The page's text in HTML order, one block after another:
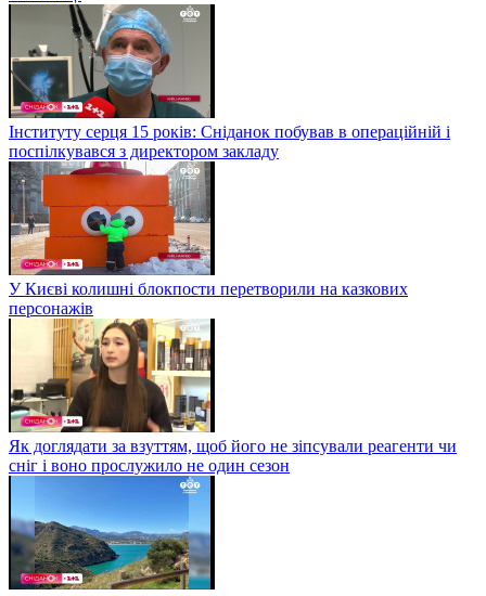
Інституту серця 15 років: Сніданок побував в операційній і
поспілкувався з директором закладу
У Києві колишні блокпости перетворили на казкових
персонажів
Як доглядати за взуттям, щоб його не зіпсували реагенти чи
сніг і воно прослужило не один сезон